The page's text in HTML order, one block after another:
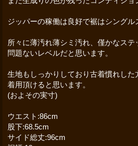
ジッパーの稼働は良好で裾はシングル
所々に薄汚れ薄シミ汚れ、僅かなス
問題ないレベルだと思います。
生地もしっかりしており古着慣れし
着用頂けると思います。
(およその実寸)
ウエスト:86cm
股下:68.5cm
サイド総丈:96cm